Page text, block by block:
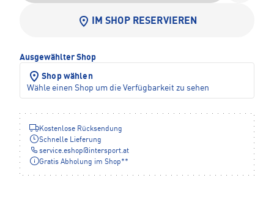
IM SHOP RESERVIEREN
Ausgewählter Shop
Shop wählen
Wähle einen Shop um die Verfügbarkeit zu sehen
Kostenlose Rücksendung
Schnelle Lieferung
service.eshop@intersport.at
Gratis Abholung im Shop**